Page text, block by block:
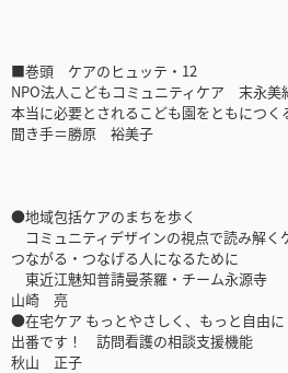
■巻頭 ケアのヒュッテ・12
NPO法人こどもコミュニティケア 末永美
本当に必要とされるこども園をともにつ
聞き手＝勝原 裕美子
●地域包括ケアのまちを歩く
コミュニティデザインの視点で読み解く
つながる・つなげる人になるために
東近江魅知普請曼荼羅・チーム永源寺
山崎 亮
●在宅ケア もっとやさしく、もっと自由に
出番です！ 訪問看護の相談支援機能
秋山 正子